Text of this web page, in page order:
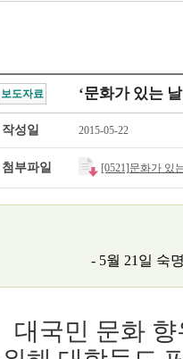
보도자료 ‘문화가 있는
작성일 2015-05-22
첨부파일 [0521]문화가 있
- 5월 21일 숙
대국민 문화